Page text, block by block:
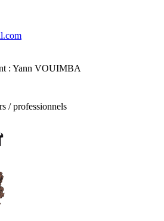
: Yann VOUIMBA
/ professionnels